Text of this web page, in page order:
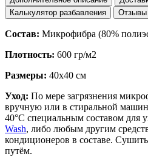
Калькулятор разбавления
Отзывы
Состав: Микрофибра (80%
Плотность: 600 гр/м2
Размеры: 40х40 см
Уход: По мере загрязнения
вручную или в стиральной
40°C специальным составом для
Wash, либо любым другим
кондиционеров в составе.
путём.